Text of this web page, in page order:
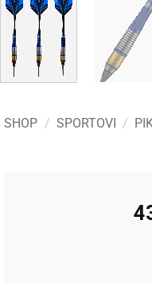
SHOP / SPORTOVI /